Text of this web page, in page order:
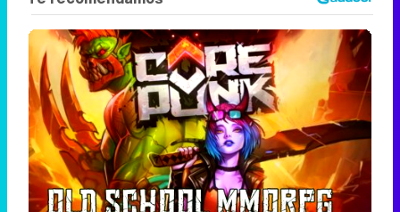
Corepunk MMORPG
Un verdadero MMORPG de la vieja escuela
¡Cómo los de antes, pero mejor!